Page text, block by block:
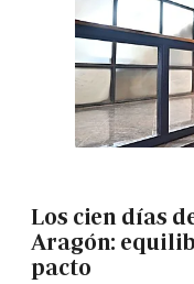
Los cien días
Aragón:
pacto